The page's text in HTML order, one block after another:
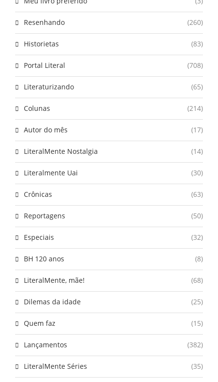
Resenhando (260)
Historietas (83)
Portal Literal (708)
Literaturizando (65)
Colunas (214)
Autor do mês (17)
LiteralMente Nostalgia (14)
Literalmente Uai (30)
Crônicas (63)
Reportagens (50)
Especiais (32)
BH 120 anos (8)
LiteralMente, mãe! (68)
Dilemas da idade (25)
Quem faz (15)
Lançamentos (382)
LiteralMente Séries (35)